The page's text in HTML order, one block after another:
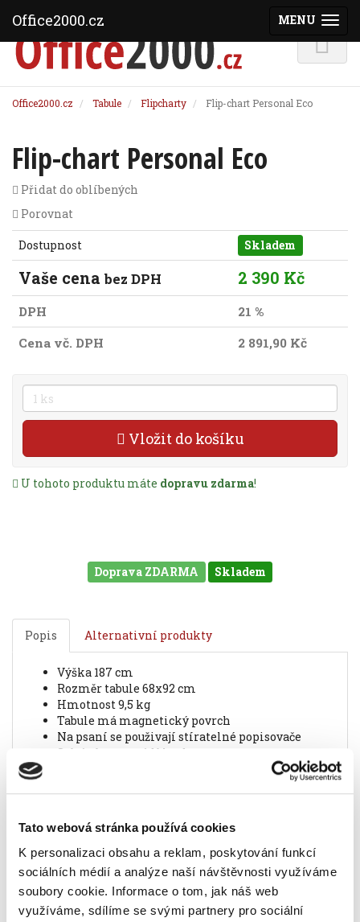
Tato webová stránka používá cookies
K personalizaci obsahu a reklam, poskytování funkcí
sociálních médií a analýze naší návštěvnosti využíváme
soubory cookie. Informace o tom, jak náš web
využíváme, sdílíme se svými partnery pro sociální
Office2000.cz Tabule Flipcharty Flip-chart Personal Eco
Flip-chart Personal Eco
Přidat do oblíbených
Porovnat
Dostupnost Skladem
Vaše cena bez DPH 2 390 Kč
DPH
21 %
Cena vč. DPH
2 891,90 Kč
Vložit do košíku
U tohoto produktu máte dopravu zdarma!
Doprava ZDARMA Skladem
Popis Alternativní produkty
výška 187 cm
rozměr tabule 68x92 cm
hmotnost 9,5 kg
tabule má magnetický povrch
na psaní se použivají stíratelné popisovače
stírání se provádí houbou
do šedého kovového rámu s psací plochou
které jsou přenastavitelné na všechny obvyklé
formáty bloků
rozteč čepů je 50 cm
lišta opatřená dvěma fixačními západkami
zabezpečuje upevnění bloku
na zadní straně je držadlo na přenášení
MENU
Office2000.cz